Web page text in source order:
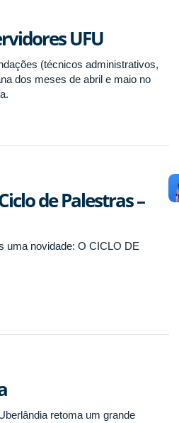
UFU
(técnicos administrativos,
dos meses de abril e maio no
de Palestras –
uma novidade: O CICLO DE
retoma um grande